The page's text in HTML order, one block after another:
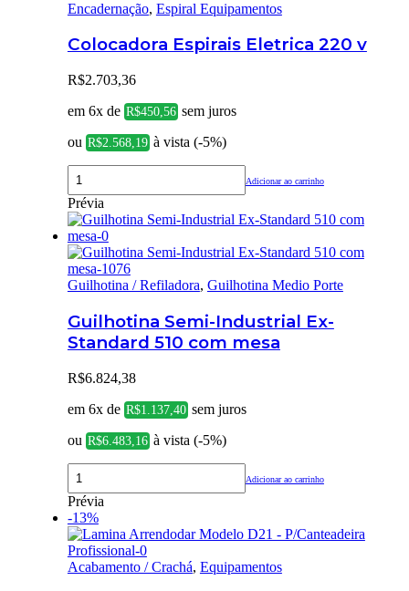
Encadernação, Espiral Equipamentos
Colocadora Espirais Eletrica 220 v
R$2.703,36
em 6x de R$450,56 sem juros
ou R$2.568,19 à vista (-5%)
Adicionar ao carrinho
Prévia
Guilhotina / Refiladora, Guilhotina Medio Porte
Guilhotina Semi-Industrial Ex-
Standard 510 com mesa
R$6.824,38
em 6x de R$1.137,40 sem juros
ou R$6.483,16 à vista (-5%)
Adicionar ao carrinho
Prévia
-13%
Acabamento / Crachá, Equipamentos